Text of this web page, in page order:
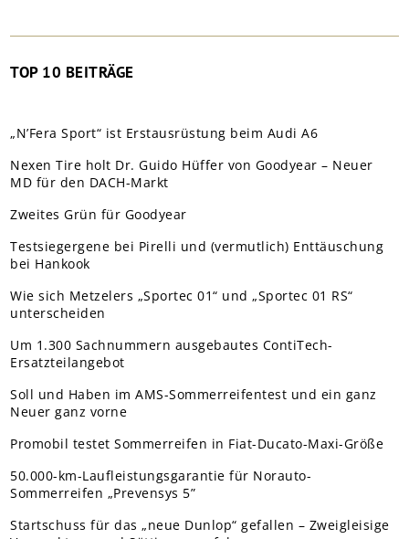
TOP 10 BEITRÄGE
„N’Fera Sport“ ist Erstausrüstung beim Audi A6
Nexen Tire holt Dr. Guido Hüffer von Goodyear – Neuer
MD für den DACH-Markt
Zweites Grün für Goodyear
Testsiegergene bei Pirelli und (vermutlich) Enttäuschung
bei Hankook
Wie sich Metzelers „Sportec 01“ und „Sportec 01 RS“
unterscheiden
Um 1.300 Sachnummern ausgebautes ContiTech-
Ersatzteilangebot
Soll und Haben im AMS-Sommerreifentest und ein ganz
Neuer ganz vorne
Promobil testet Sommerreifen in Fiat-Ducato-Maxi-Größe
50.000-km-Laufleistungsgarantie für Norauto-
Sommerreifen „Prevensys 5”
Startschuss für das „neue Dunlop“ gefallen – Zweigleisige